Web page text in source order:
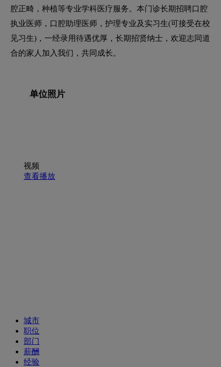
腔正畸，种植等专业学科医疗服务。本门诊长期招聘口腔
执业医师，口腔助理医师，护理专业及实习生(可接受在校
见习生)，一经录用待遇优厚，长期招贤纳士，欢迎志同道
合的家人加入我们，共同成长。
单位照片
视频
查看播放
城市
职位
部门
薪酬
经验